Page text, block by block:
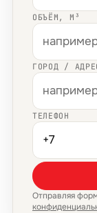
ОБЪЁМ, М³
ГОРОД /
ТЕЛЕФОН
Отправляя